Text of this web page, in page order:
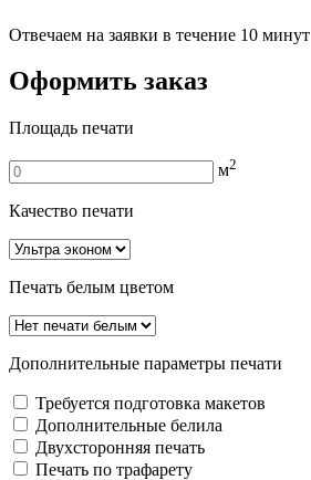
Отвечаем на заявки в течение 10 минут
Оформить заказ
Площадь печати
м2
Качество печати
Печать белым цветом
Дополнительные параметры печати
Требуется подготовка макетов
Дополнительные белила
Двуxсторонняя печать
Печать по трафарету